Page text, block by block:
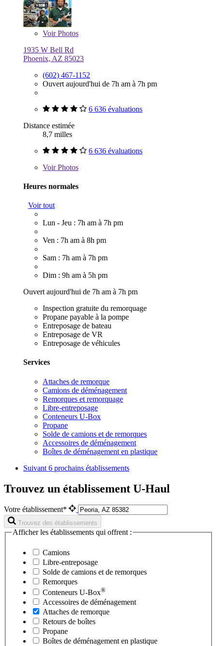
VoirPhotos
1935 W Bell Rd
Phoenix, AZ 85023
(602) 467-1152
Ouvert aujourd'hui de 7h am à 7h pm
6 636 évaluations
Distance estimée
8,7 milles
6 636 évaluations
VoirPhotos
Heures normales
Voir tout
Lun - Jeu : 7h am à 7h pm
Ven : 7h am à 8h pm
Sam : 7h am à 7h pm
Dim : 9h am à 5h pm
Ouvert aujourd'hui de 7h am à 7h pm
Inspection gratuite du remorquage
Propane payable à la pompe
Entreposage de bateau
Entreposage de VR
Entreposage de véhicules
Services
Attaches de remorque
Camions de déménagement
Remorques et remorquage
Libre-entreposage
Conteneurs U-Box
Propane
Solde de camions et de remorques
Accessoires de déménagement
Boîtes de déménagement en plastique
Suivant 6 prochains établissements
Trouvez un établissement U-Haul
Votre établissement*
Trouvez des établissements
Afficher les établissements qui offrent :
Camions
Libre-entreposage
Solde de camions et de remorques
Remorques
Conteneurs U-Box®
Accessoires de déménagement
Attaches de remorque
Retours de boîtes
Propane
Boîtes de déménagement en plastique